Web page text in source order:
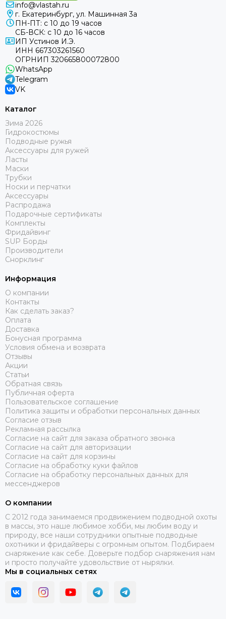
info@vlastah.ru
г. Екатеринбург, ул. Машинная 3а
ПН-ПТ: с 10 до 19 часов
СБ-ВСК: с 10 до 16 часов
ИП Устинов И.Э.
ИНН 667303261560
ОГРНИП 320665800072800
WhatsApp
Telegram
VK
Каталог
Зима 2026
Гидрокостюмы
Подводные ружья
Аксессуары для ружей
Ласты
Маски
Трубки
Носки и перчатки
Аксессуары
Распродажа
Подарочные сертификаты
Комплекты
Фридайвинг
SUP Борды
Производители
Снорклинг
Информация
О компании
Контакты
Как сделать заказ?
Оплата
Доставка
Бонусная программа
Условия обмена и возврата
Отзывы
Акции
Статьи
Обратная связь
Публичная оферта
Пользовательское соглашение
Политика защиты и обработки персональных данных
Согласие отзыв
Рекламная рассылка
Согласие на сайт для заказа обратного звонка
Согласие на сайт для авторизации
Согласие на сайт для корзины
Согласие на обработку куки файлов
Согласие на обработку персональных данных для
мессенджеров
О компании
C 2012 года занимаемся продвижением подводной охоты
в массы, это наше любимое хобби, мы любим воду и
природу, все наши сотрудники опытные подводные
охотники и фридайверы с огромным опытом. Подбираем
снаряжение как себе. Доверьте подбор снаряжения нам
и просто получайте удовольствие от нырялки.
Мы в социальных сетях